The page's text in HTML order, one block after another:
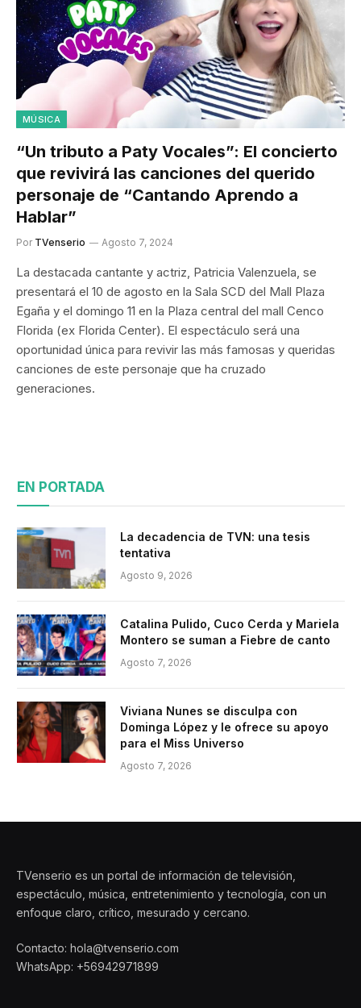
MÚSICA
“Un tributo a Paty Vocales”: El concierto
que revivirá las canciones del querido
personaje de “Cantando Aprendo a
Hablar”
Por TVenserio Agosto 7, 2024
La destacada cantante y actriz, Patricia Valenzuela, se
presentará el 10 de agosto en la Sala SCD del Mall Plaza
Egaña y el domingo 11 en la Plaza central del mall Cenco
Florida (ex Florida Center). El espectáculo será una
oportunidad única para revivir las más famosas y queridas
canciones de este personaje que ha cruzado
generaciones.
EN PORTADA
La decadencia de TVN: una tesis
tentativa
Agosto 9, 2026
Catalina Pulido, Cuco Cerda y Mariela
Montero se suman a Fiebre de canto
Agosto 7, 2026
Viviana Nunes se disculpa con
Dominga López y le ofrece su apoyo
para el Miss Universo
Agosto 7, 2026
TVenserio es un portal de información de televisión,
espectáculo, música, entretenimiento y tecnología, con un
enfoque claro, crítico, mesurado y cercano.
Contacto: hola@tvenserio.com
WhatsApp: +56942971899